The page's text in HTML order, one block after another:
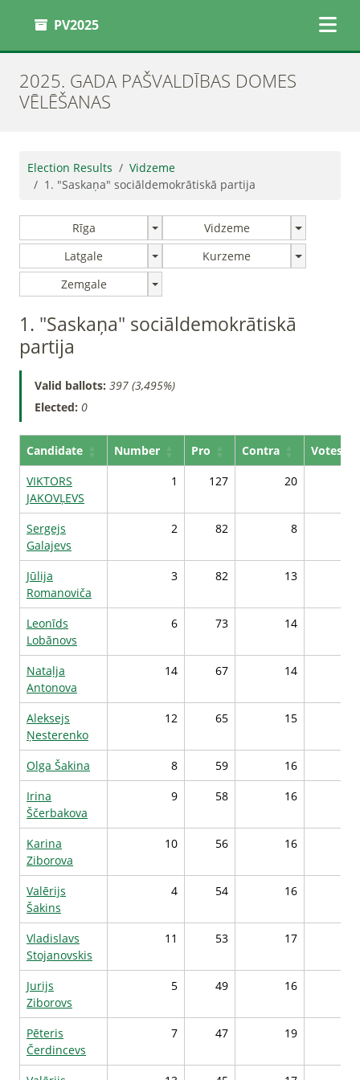
PV2025
2025. GADA PAŠVALDĪBAS DOMES
VĒLĒŠANAS
Election Results
Vidzeme
1. "Saskaņa" sociāldemokrātiskā partija
Rīga
Vidzeme
Latgale
Kurzeme
Zemgale
1. "Saskaņa" sociāldemokrātiskā
partija
Valid ballots: 397 (3,495%)
Elected: 0
Candidate Number Pro Contra
Votes*
VIKTORS
JAKOVĻEVS
1 127 20
Sergejs
Galajevs
2 82 8
Jūlija
Romanoviča
3 82 13
Leonīds
Lobānovs
6 73 14
Nataļja
Antonova
14 67 14
Aleksejs
Ņesterenko
12 65 15
Olga Šakina 8 59 16
Irina
Ščerbakova
9 58 16
Karina
Ziborova
10 56 16
Valērijs
Šakins
4 54 16
Vladislavs
Stojanovskis
11 53 17
Jurijs
Ziborovs
5 49 16
Pēteris
Čerdincevs
7 47 19